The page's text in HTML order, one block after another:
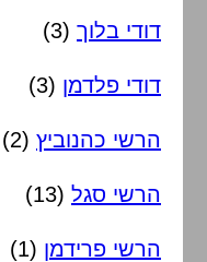
דודי בלוך (3)
דודי פלדמן (3)
הרשי כהנוביץ (2)
הרשי סגל (13)
הרשי פרידמן (1)